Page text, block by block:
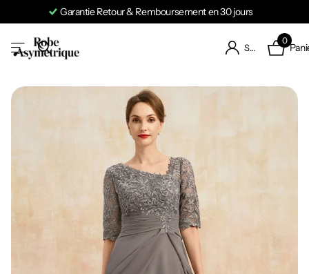
Garantie Retour & Remboursement en 30 jours
S'identifier
0